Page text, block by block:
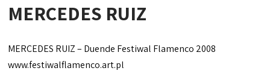
MERCEDES RUIZ
MERCEDES RUIZ – Duende Festiwal Flamenco 2008
www.festiwalflamenco.art.pl